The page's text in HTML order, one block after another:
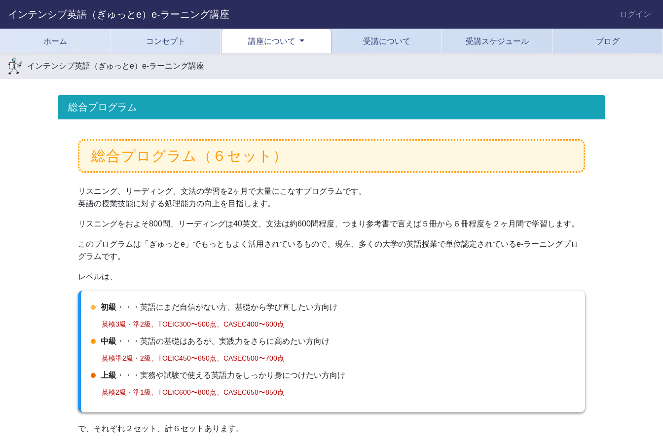
インテンシブ英語（ぎゅっとe）e-ラーニング講座 ログイン
ホーム コンセプト 講座について 受講について 受講スケジュール ブログ
インテンシブ英語（ぎゅっとe）e-ラーニング講座
総合プログラム
総合プログラム（６セット）
リスニング、リーディング、文法の学習を2ヶ月で大量にこなすプログラムです。
英語の授業技能に対する処理能力の向上を目指します。
リスニングをおよそ800問、リーディングは40英文、文法は約600問程度、つまり参考書で言えば５冊から６冊程度を２ヶ月間で学習します。
このプログラムは「ぎゅっとe」でもっともよく活用されているもので、現在、多くの大学の英語授業で単位認定されているe-ラーニングプロ
グラムです。
レベルは、
初級 ・・・英語にまだ自信がない方、基礎から学び直したい方向け
英検3級・準2級、TOEIC300〜500点、CASEC400〜600点
中級 ・・・英語の基礎はあるが、実践力をさらに高めたい方向け
英検準2級・2級、TOEIC450〜650点、CASEC500〜700点
上級 ・・・実務や試験で使える英語力をしっかり身につけたい方向け
英検2級・準1級、TOEIC600〜800点、CASEC650〜850点
で、それぞれ２セット、計６セットあります。